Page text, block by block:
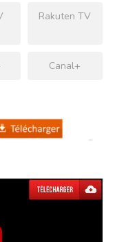
Rakuten TV
Canal+